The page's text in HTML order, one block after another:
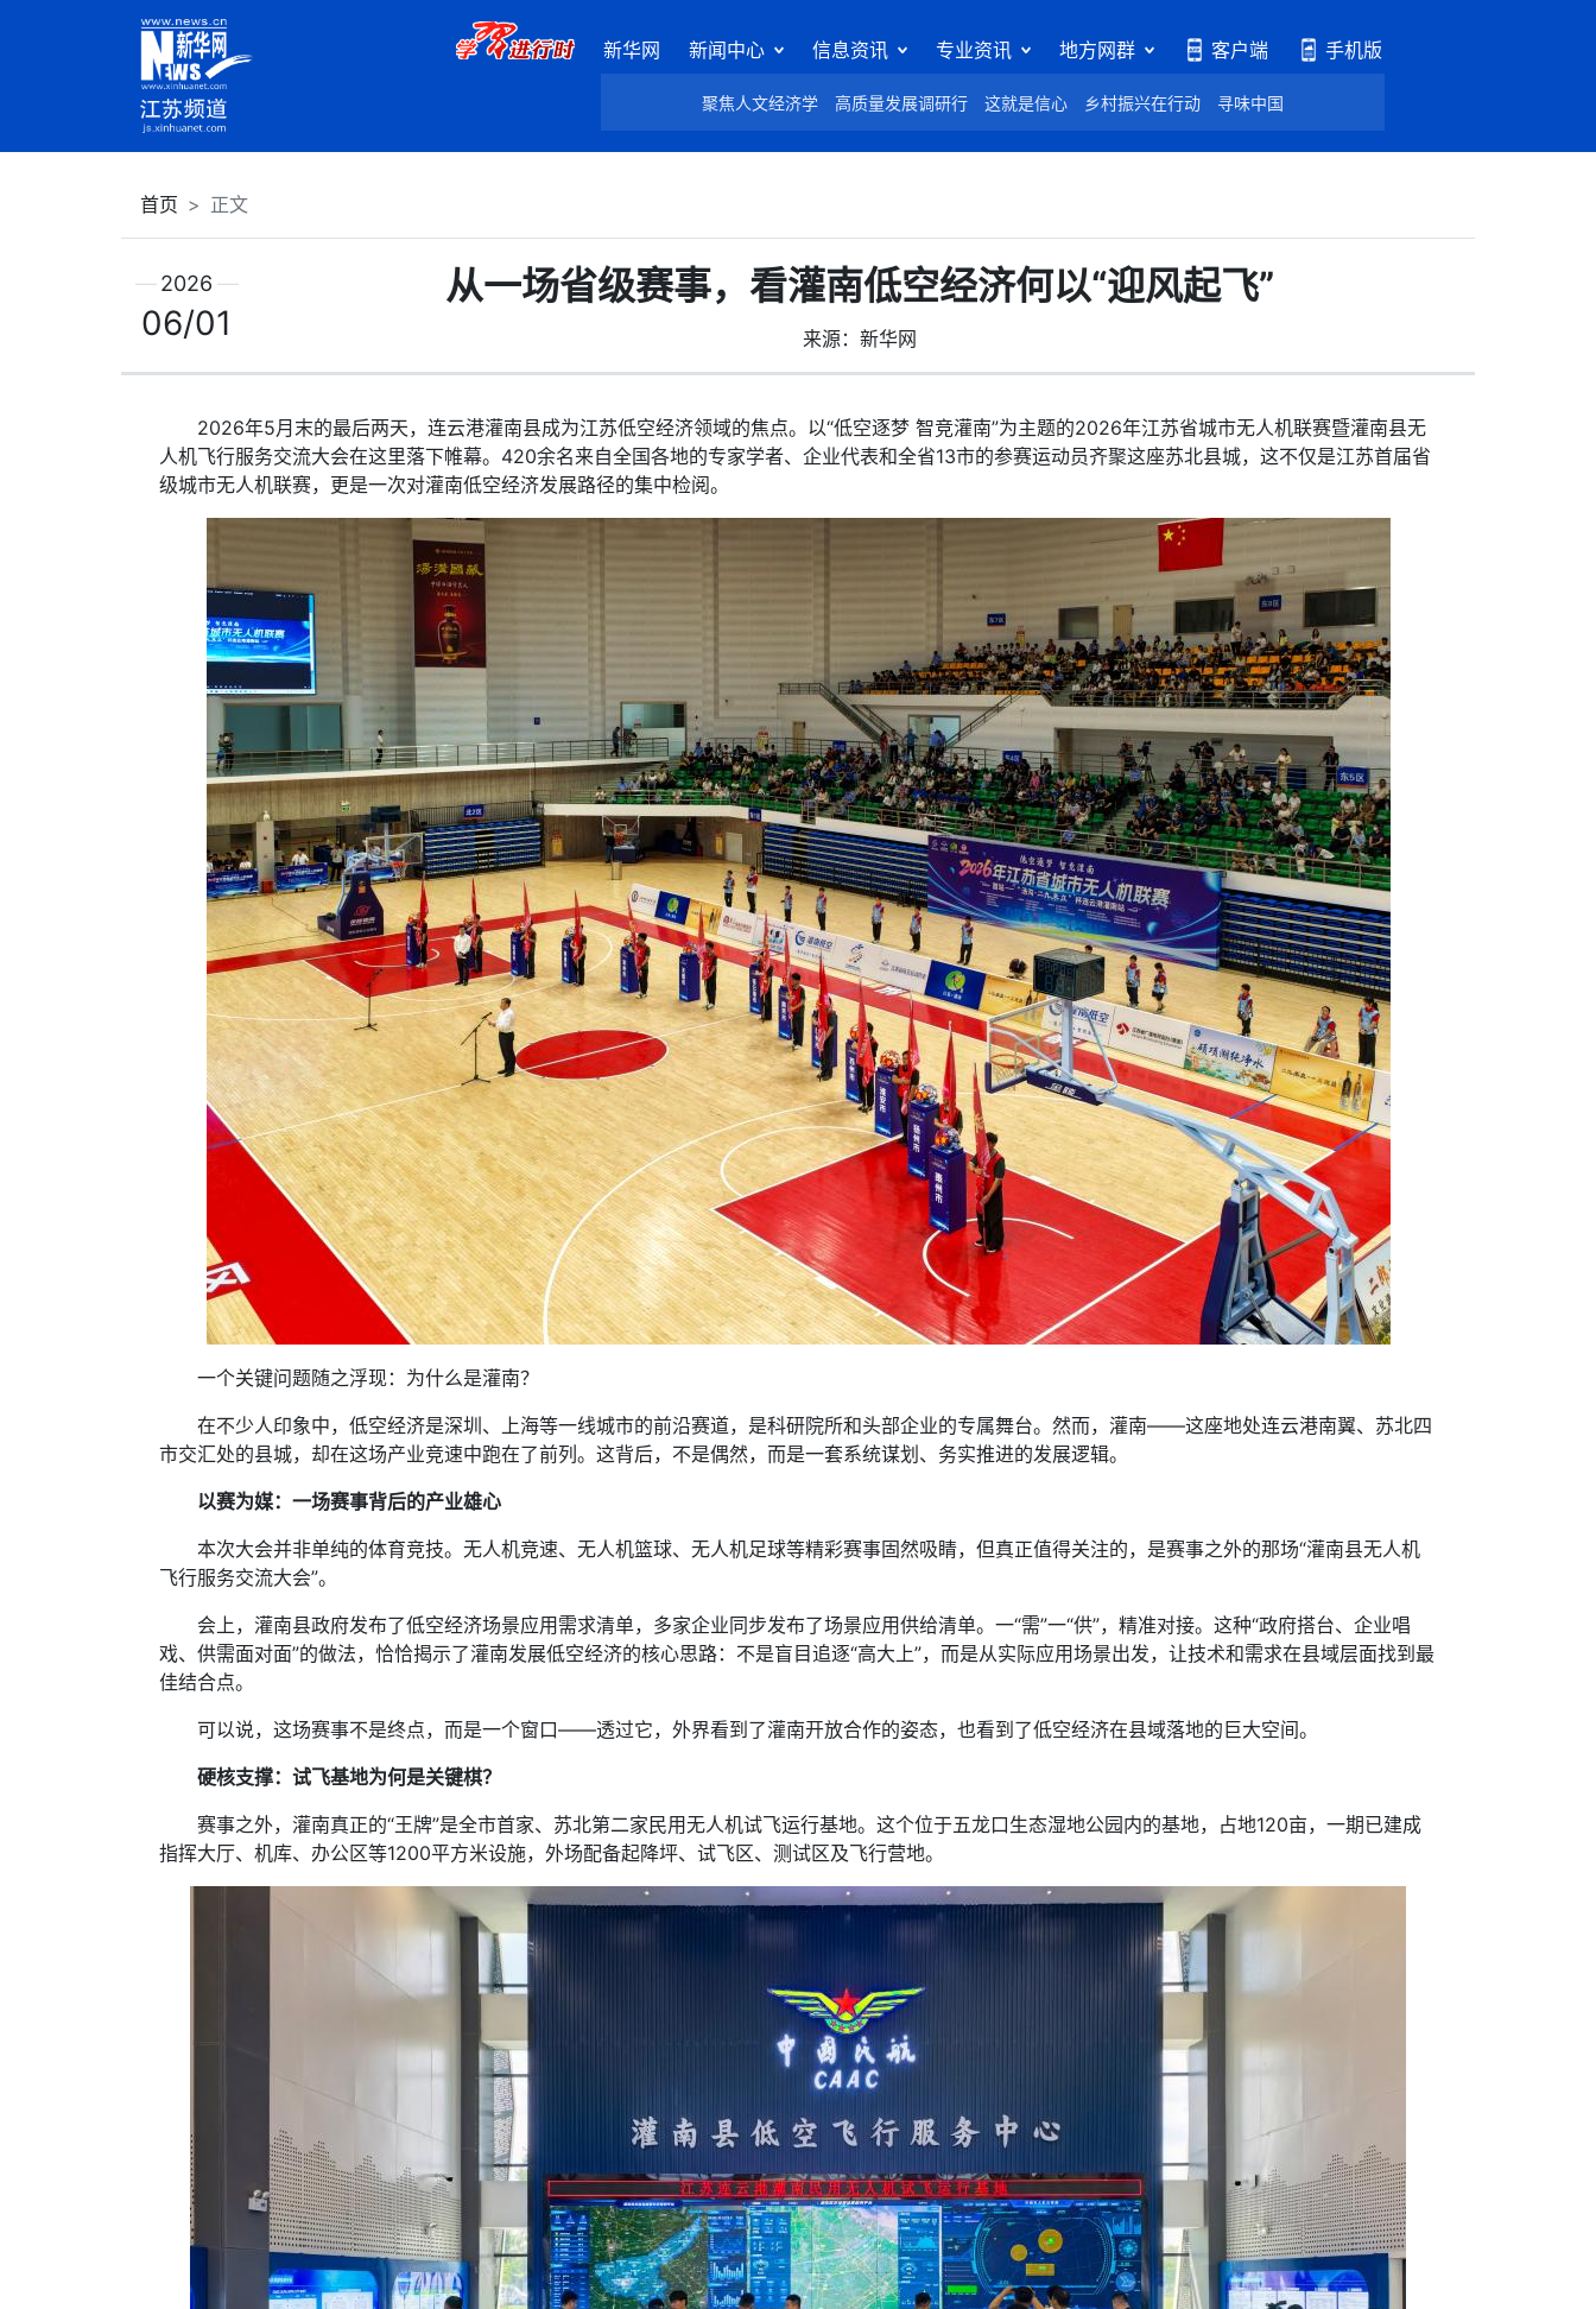
新华网 新闻中心 信息资讯 专业资讯 地方网群 客户端 手机版
聚焦人文经济学 高质量发展调研行 这就是信心 乡村振兴在行动 寻味中国
首页 正文
从一场省级赛事，看灌南低空经济何以“迎风起飞”
来源：新华网
2026
06/01
2026年5月末的最后两天，连云港灌南县成为江苏低空经济领域的焦点。以“低空逐梦 智竞灌南”为主题的2026年江苏省城市无人机联赛暨灌南县无
人机飞行服务交流大会在这里落下帷幕。420余名来自全国各地的专家学者、企业代表和全省13市的参赛运动员齐聚这座苏北县城，这不仅是江苏首届省
级城市无人机联赛，更是一次对灌南低空经济发展路径的集中检阅。
一个关键问题随之浮现：为什么是灌南？
在不少人印象中，低空经济是深圳、上海等一线城市的前沿赛道，是科研院所和头部企业的专属舞台。然而，灌南——这座地处连云港南翼、苏北四
市交汇处的县城，却在这场产业竞速中跑在了前列。这背后，不是偶然，而是一套系统谋划、务实推进的发展逻辑。
以赛为媒：一场赛事背后的产业雄心
本次大会并非单纯的体育竞技。无人机竞速、无人机篮球、无人机足球等精彩赛事固然吸睛，但真正值得关注的，是赛事之外的那场“灌南县无人机
飞行服务交流大会”。
会上，灌南县政府发布了低空经济场景应用需求清单，多家企业同步发布了场景应用供给清单。一“需”一“供”，精准对接。这种“政府搭台、企业唱
戏、供需面对面”的做法，恰恰揭示了灌南发展低空经济的核心思路：不是盲目追逐“高大上”，而是从实际应用场景出发，让技术和需求在县域层面找到最
佳结合点。
可以说，这场赛事不是终点，而是一个窗口——透过它，外界看到了灌南开放合作的姿态，也看到了低空经济在县域落地的巨大空间。
硬核支撑：试飞基地为何是关键棋？
赛事之外，灌南真正的“王牌”是全市首家、苏北第二家民用无人机试飞运行基地。这个位于五龙口生态湿地公园内的基地，占地120亩，一期已建成
指挥大厅、机库、办公区等1200平方米设施，外场配备起降坪、试飞区、测试区及飞行营地。